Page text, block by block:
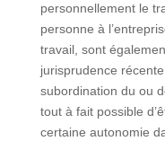
personnellement le
personne à
travail, sont
jurisprudence
subordination du ou
tout à fait possible
certaine autonomie